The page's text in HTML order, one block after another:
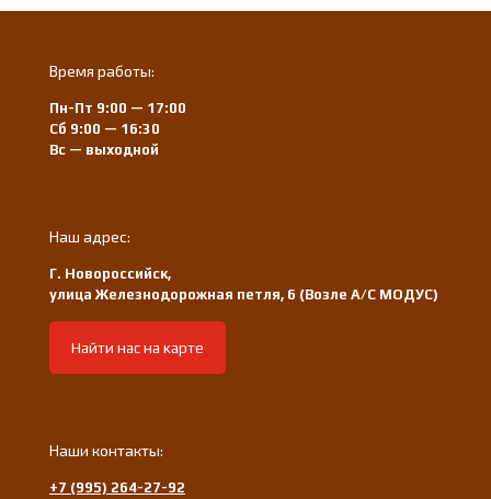
Время работы:
Пн-Пт 9:00 — 17:00
Сб 9:00 — 16:30
Вс — выходной
Наш адрес:
Г. Новороссийск,
улица Железнодорожная петля, 6 (Возле А/С МОДУС)
Найти нас на карте
Наши контакты:
+7 (995) 264-27-92